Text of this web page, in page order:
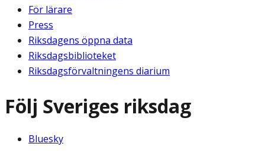
För lärare
Press
Riksdagens öppna data
Riksdagsbiblioteket
Riksdagsförvaltningens diarium
Följ Sveriges riksdag
Bluesky